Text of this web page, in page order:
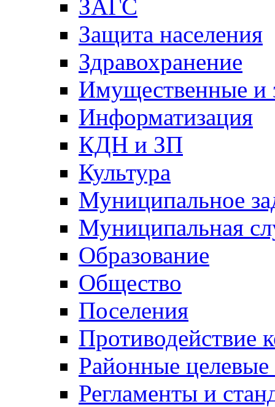
ЗАГС
Защита населения
Здравохранение
Имущественные и
Информатизация
КДН и ЗП
Культура
Муниципальное
Муниципальная
Образование
Общество
Поселения
Противодействие
Районные
Регламенты и